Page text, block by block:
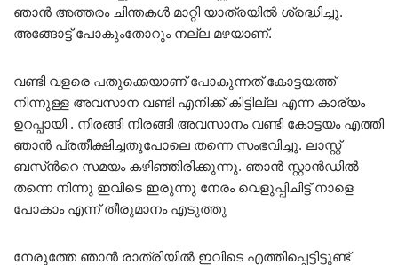
ഞാന്‍ അത്തരം ചിന്തകള്‍ മാറ്റി യാത്രയില്‍ ശ്രദ്ധിച്ചു.
അങ്ങോട്ട്‌ പോകുംതോറും നല്ല മഴയാണ്.
വണ്ടി വളരെ പതുക്കെയാണ് പോകുന്നത് കോട്ടയത്ത്
നിന്നുള്ള അവസാന വണ്ടി എനിക്ക് കിട്ടില്ല എന്ന കാര്യം
ഉറപ്പായി . നിരങ്ങി നിരങ്ങി അവസാനം വണ്ടി കോട്ടയം എത്തി
ഞാന്‍ പ്രതീക്ഷിച്ചതുപോലെ തന്നെ സംഭവിച്ചു. ലാസ്റ്റ്
ബസ്‌ന്‍റെ സമയം കഴിഞ്ഞിരിക്കുന്നു. ഞാന്‍ സ്റ്റാന്‍ഡില്‍
തന്നെ നിന്നു ഇവിടെ ഇരുന്നു നേരം വെളുപ്പിചിട്ട് നാളെ
പോകാം എന്ന് തീരുമാനം എടുത്തു
നേരുത്തേ ഞാന്‍ രാത്രിയില്‍ ഇവിടെ എത്തിപ്പെട്ടിട്ടുണ്ട്